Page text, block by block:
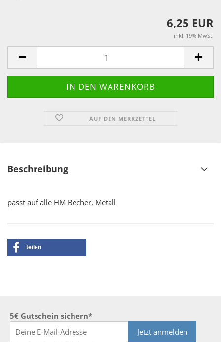
6,25 EUR
inkl. 19% MwSt.
AUF DEN MERKZETTEL
Beschreibung
passt auf alle HM Becher, Metall
teilen
5€ Gutschein sichern*
Jetzt anmelden